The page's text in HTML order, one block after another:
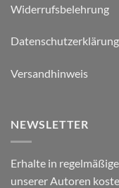
Widerrufsbelehrung
Datenschutzerklärung
Versandhinweis
NEWSLETTER
Erhalte in
unserer Autoren